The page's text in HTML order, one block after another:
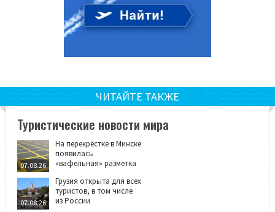
ЧИТАЙТЕ ТАКЖЕ
Туристические новости мира
07.08.26
На перекрёстке в Минске
появилась
«вафельная» разметка
07.08.26
Грузия открыта для всех
туристов, в том числе
из России